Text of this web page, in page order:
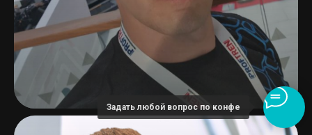
Задать любой вопрос по конфе